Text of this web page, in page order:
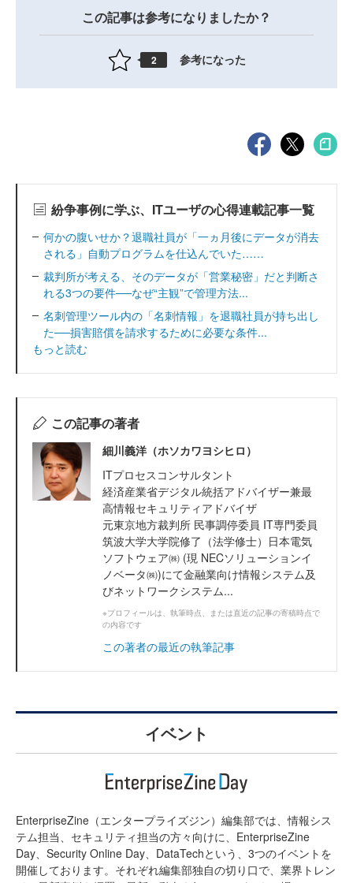
この記事は参考になりましたか？
2 参考になった
紛争事例に学ぶ、ITユーザの心得連載記事一覧
何かの腹いせか？退職社員が「一ヵ月後にデータが消去
される」自動プログラムを仕込んでいた……
裁判所が考える、そのデータが「営業秘密」だと判断さ
れる3つの要件──なぜ“主観”で管理方法...
名刺管理ツール内の「名刺情報」を退職社員が持ち出し
た──損害賠償を請求するために必要な条件...
もっと読む
この記事の著者
細川義洋（ホソカワヨシヒロ）
ITプロセスコンサルタント
経済産業省デジタル統括アドバイザー兼最
高情報セキュリティアドバイザ
元東京地方裁判所 民事調停委員 IT専門委員
筑波大学大学院修了（法学修士）日本電気
ソフトウェア㈱ (現 NECソリューションイ
ノベータ㈱)にて金融業向け情報システム及
びネットワークシステム...
※プロフィールは、執筆時点、または直近の記事の寄稿時点で
の内容です
この著者の最近の執筆記事
イベント
EnterpriseZine（エンタープライズジン）編集部では、情報シス
テム担当、セキュリティ担当の方々向けに、EnterpriseZine
Day、Security Online Day、DataTechという、3つのイベントを
開催しております。それぞれ編集部独自の切り口で、業界トレン